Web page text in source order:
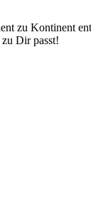
zu Kontinent
Dir passt!